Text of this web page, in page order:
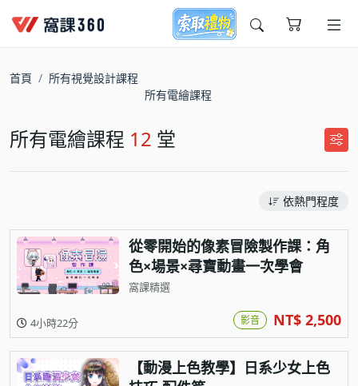
今天想要學什麼?
首頁
所有視覺設計課程
所有電繪課程
所有電繪課程 12 堂
依熱門程度
從零開始的像素冒險製作課：角
色×場景×尋寶動畫一次學會
窩課精選
4小時22分 影音 NT$ 2,500
【動漫上色教學】日系少女上色